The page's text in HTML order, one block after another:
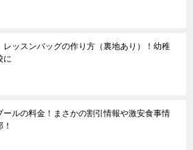
レッスンバッグの作り方（裏地あり）！幼稚
に
ールの料金！まさかの割引情報や激安食事情